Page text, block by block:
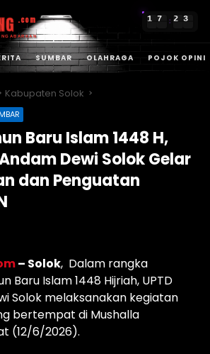
.com 1 7 : 2 3
SUMBAR OLAHRAGA POJOK OPINI
Kabupaten Solok
Baru Islam 1448 H,
Andam Dewi Solok Gelar
dan Penguatan
– Solok, Dalam rangka
Baru Islam 1448 Hijriah, UPTD
Solok melaksanakan kegiatan
bertempat di Mushalla
(12/6/2026).